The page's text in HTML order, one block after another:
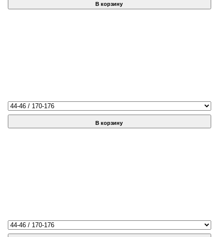
В корзину
В корзину